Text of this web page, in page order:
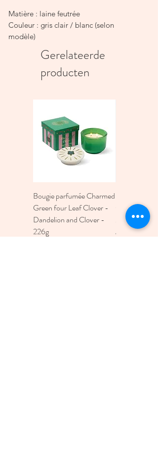
Matière : laine feutrée
Couleur : gris clair / blanc (selon
modèle)
Fabrication artisanale et équitable
Taille : 8 cmGerelateerde
producten
Bougie parfumée Charmed
Green four Leaf Clover -
Dandelion and Clover -
226g
Oz./118Ml
Moon
Prijs
€ 30,00